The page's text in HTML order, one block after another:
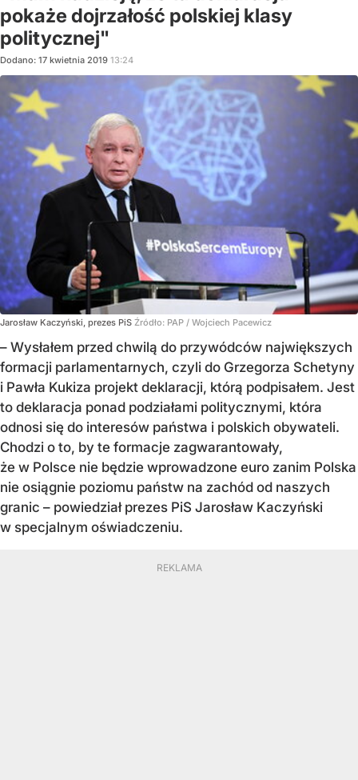
pokaże dojrzałość polskiej klasy
politycznej"
Dodano: 17 kwietnia 2019 13:24
Jarosław Kaczyński, prezes PiS Źródło: PAP / Wojciech Pacewicz
– Wysłałem przed chwilą do przywódców największych
formacji parlamentarnych, czyli do Grzegorza Schetyny
i Pawła Kukiza projekt deklaracji, którą podpisałem. Jest
to deklaracja ponad podziałami politycznymi, która
odnosi się do interesów państwa i polskich obywateli.
Chodzi o to, by te formacje zagwarantowały,
że w Polsce nie będzie wprowadzone euro zanim Polska
nie osiągnie poziomu państw na zachód od naszych
granic – powiedział prezes PiS Jarosław Kaczyński
w specjalnym oświadczeniu.